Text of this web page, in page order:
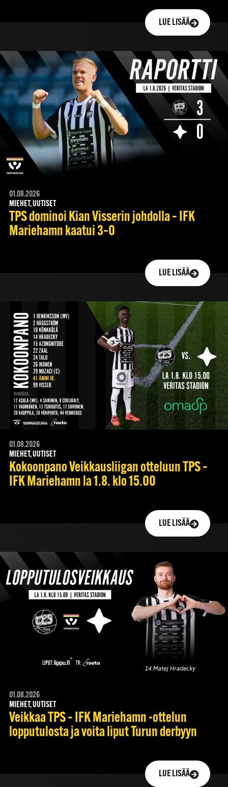
LUE LISÄÄ
01.08.2026
MIEHET, UUTISET
TPS dominoi Kian Visserin johdolla – IFK
Mariehamn kaatui 3–0
LUE LISÄÄ
01.08.2026
MIEHET, UUTISET
Kokoonpano Veikkausliigan otteluun TPS –
IFK Mariehamn la 1.8. klo 15.00
LUE LISÄÄ
01.08.2026
MIEHET, UUTISET
Veikkaa TPS – IFK Mariehamn -ottelun
lopputulosta ja voita liput Turun derbyyn
LUE LISÄÄ